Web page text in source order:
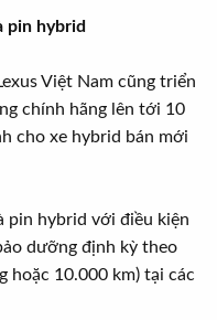
pin hybrid
Việt Nam cũng triển
chính hãng lên tới 10
cho xe hybrid bán mới
pin hybrid với điều kiện
dưỡng định kỳ theo
hoặc 10.000 km) tại các